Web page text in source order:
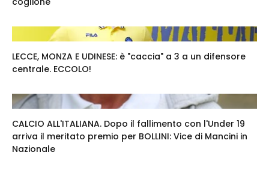
LECCE, MONZA E UDINESE: è "caccia" a 3 a un difensore
centrale. ECCOLO!
CALCIO ALL'ITALIANA. Dopo il fallimento con l'Under 19
arriva il meritato premio per BOLLINI: Vice di Mancini in
Nazionale